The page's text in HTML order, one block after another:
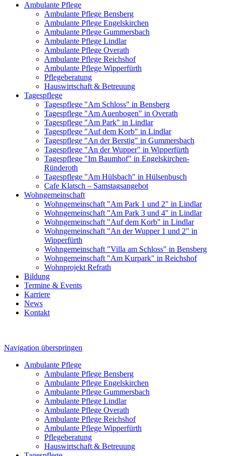
Ambulante Pflege
Ambulante Pflege Bensberg
Ambulante Pflege Engelskirchen
Ambulante Pflege Gummersbach
Ambulante Pflege Lindlar
Ambulante Pflege Overath
Ambulante Pflege Reichshof
Ambulante Pflege Wipperfürth
Pflegeberatung
Hauswirtschaft & Betreuung
Tagespflege
Tagespflege "Am Schloss" in Bensberg
Tagespflege "Am Auenbogen" in Overath
Tagespflege "Am Park" in Lindlar
Tagespflege "Auf dem Korb" in Lindlar
Tagespflege "An der Berstig" in Gummersbach
Tagespflege "An der Wupper" in Wipperfürth
Tagespflege "Im Baumhof" in Engelskirchen-
Ründeroth
Tagespflege "Am Hülsbach" in Hülsenbusch
Cafe Klatsch – Samstagsangebot
Wohngemeinschaft
Wohngemeinschaft "Am Park 1 und 2" in Lindlar
Wohngemeinschaft "Am Park 3 und 4" in Lindlar
Wohngemeinschaft "Auf dem Korb" in Lindlar
Wohngemeinschaft "An der Wupper 1 und 2" in
Wipperfürth
Wohngemeinschaft "Villa am Schloss" in Bensberg
Wohngemeinschaft "Am Kurpark" in Reichshof
Wohnprojekt Refrath
Bildung
Termine & Events
Karriere
News
Kontakt
Navigation überspringen
Ambulante Pflege
Ambulante Pflege Bensberg
Ambulante Pflege Engelskirchen
Ambulante Pflege Gummersbach
Ambulante Pflege Lindlar
Ambulante Pflege Overath
Ambulante Pflege Reichshof
Ambulante Pflege Wipperfürth
Pflegeberatung
Hauswirtschaft & Betreuung